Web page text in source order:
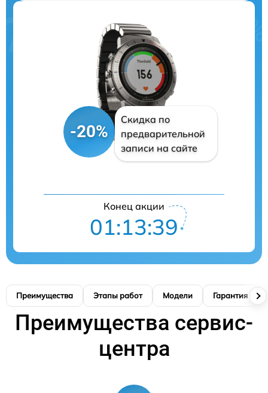
-20%
Скидка по
предварительной
записи на сайте
Конец акции
01:13:38
Преимущества Этапы работ Модели Гарантия
Преимущества сервис-
центра